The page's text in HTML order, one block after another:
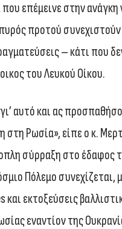
επέμεινε στην ανάγκη
προτού συνεχιστούν
– κάτι που
του Λευκού Οίκου.
αυτό και ας
στη Ρωσία», είπε ο κ.
σύρραξη στο έδαφος
Πόλεμο συνεχίζεται,
και εκτοξεύσεις
εναντίον της